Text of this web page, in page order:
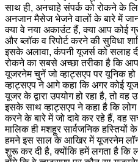
साथ ही, अनचाहे संपर्क को रोकने के
अनजान मैसेज भेजने वालों के बारे में
क्या वे नया अकाउंट हैं, क्या आप कोई
और ब्लॉक व रिपोर्ट करने की सुविधा
इसके अलावा, कंपनी यूजर्स को सलाह
रोकने का सबसे अच्छा तरीका है कि
यूजरनेम चुनें जो व्हाट्सएप पर यूनिक
व्हाट्सएप ने आगे कहा कि अगर कोई
यूजर के द्वारा उपयोग हो रहा है, तो वह
इसके साथ व्हाट्सएप ने कहा है कि लोग
करने के बारे में जो दावे कर रहे हैं, वह
मालिक ही मशहूर सार्वजनिक हस्तियों
हमने इस साल के आखिर में यूजरनेम
शुरू कर दी है, क्योंकि हमें लगता है कि